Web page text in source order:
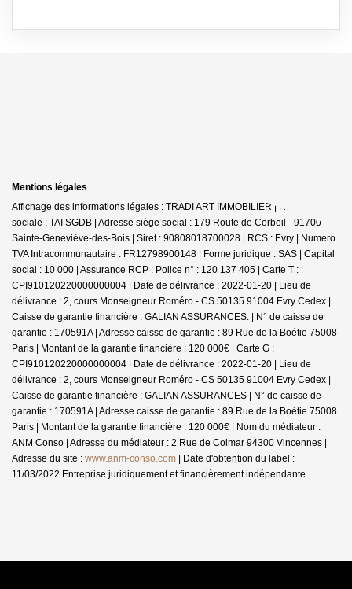
Mentions légales
Affichage des informations légales : TRADI ART IMMOBILIER | Raison
sociale : TAI SGDB | Adresse siège social : 179 Route de Corbeil - 91700
Sainte-Geneviève-des-Bois | Siret : 90808018700028 | RCS : Evry | Numero
TVA Intracommunautaire : FR12798900148 | Forme juridique : SAS | Capital
social : 10 000 | Assurance RCP : Police n° : 120 137 405 | Carte T :
CPI910120220000000004 | Date de délivrance : 2022-01-20 | Lieu de
délivrance : 2, cours Monseigneur Roméro - CS 50135 91004 Evry Cedex |
Caisse de garantie financière : GALIAN ASSURANCES. | N° de caisse de
garantie : 170591A | Adresse caisse de garantie : 89 Rue de la Boétie 75008
Paris | Montant de la garantie financière : 120 000€ | Carte G :
CPI910120220000000004 | Date de délivrance : 2022-01-20 | Lieu de
délivrance : 2, cours Monseigneur Roméro - CS 50135 91004 Evry Cedex |
Caisse de garantie financière : GALIAN ASSURANCES | N° de caisse de
garantie : 170591A | Adresse caisse de garantie : 89 Rue de la Boétie 75008
Paris | Montant de la garantie financière : 120 000€ | Nom du médiateur :
ANM Conso | Adresse du médiateur : 2 Rue de Colmar 94300 Vincennes |
Adresse du site : www.anm-conso.com | Date d'obtention du label :
11/03/2022 Entreprise juridiquement et financièrement indépendante